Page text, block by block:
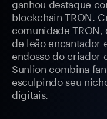
ganhou destaque
blockchain TRON.
comunidade
de leão encantador
endosso do criador
Sunlion combina
esculpindo seu
digitais.